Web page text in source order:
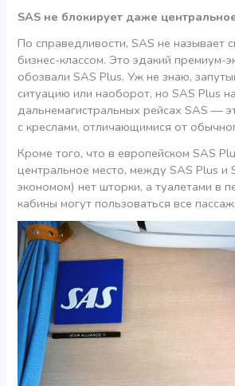
SAS не блокирует даже
По справедливости, SAS не называет
бизнес-классом. Это эдакий премиум-
обозвали SAS Plus. Уж не знаю,
ситуацию или наоборот, но SAS Plus на
дальнемагистральных рейсах SAS —
с креслами, отличающимися от
Кроме того, что в европейском SAS
центральное место, между SAS Plus и
экономом) нет шторки, а туалетами в
кабины могут пользоваться все